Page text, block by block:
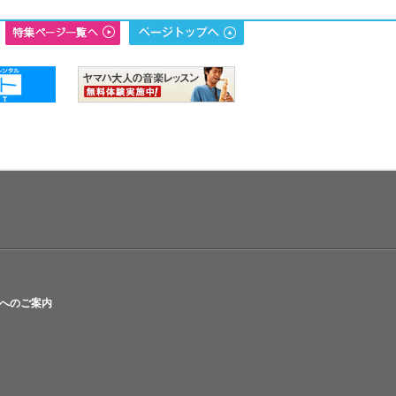
のご案内